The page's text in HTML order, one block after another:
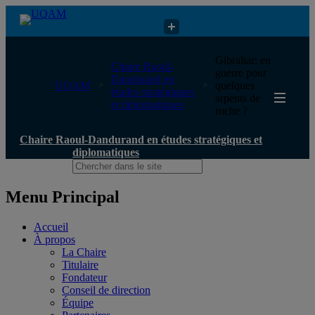
Chaire Raoul-Dandurand en études stratégiques et diplomatiques
UQAM
Chaire Raoul-
Dandurand en
études stratégiques
et diplomatiques
Gibraltar: en
guerre pour
quelques
arpents de
roche ?
Chaire Raoul-Dandurand en études stratégiques et
diplomatiques
Menu Principal
Accueil
À propos
La Chaire
Titulaire
Fondateur
Conseil de direction
Équipe